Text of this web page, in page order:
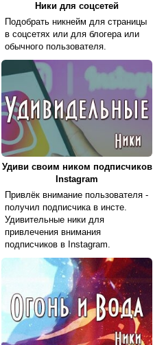
Ники для соцсетей
Подобрать никнейм для страницы
в соцсетях или для блогера или
обычного пользователя.
Удиви своим ником подписчиков
Instagram
Привлёк внимание пользователя -
получил подписчика в инсте.
Удивительные ники для
привлечения внимания
подписчиков в Instagram.